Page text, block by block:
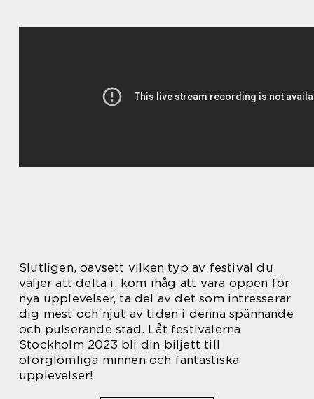
Slutligen, oavsett vilken typ av festival du
väljer att delta i, kom ihåg att vara öppen för
nya upplevelser, ta del av det som intresserar
dig mest och njut av tiden i denna spännande
och pulserande stad. Låt festivalerna
Stockholm 2023 bli din biljett till
oförglömliga minnen och fantastiska
upplevelser!